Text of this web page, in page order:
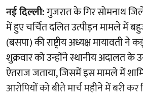
नई दिल्ली:गुजरात के गिर सोमनाथ
में हुए चर्चित दलित उत्पीड़न मामले में
(बसपा) की राष्ट्रीय अध्यक्ष मायावती ने
शुक्रवार को उन्होंने स्थानीय अदालत
ऐतराज जताया, जिसमें इस मामले में
आरोपियों को बीते मार्च महीने में बरी कर